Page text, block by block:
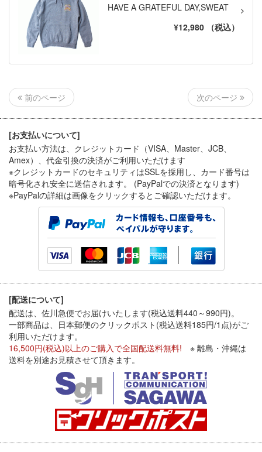
HAVE A GRATEFUL DAY,SWEAT
¥12,980 （税込）
前のページ 次のページ
[お支払いについて]
お支払い方法は、クレジットカード（VISA、Master、JCB、
Amex）、代金引換の決済がご利用いただけます
※クレジットカードのセキュリティはSSLを採用し、カード番号は
暗号化され安全に送信されます。 (PayPalでの決済となります)
※PayPalの詳細は画像をクリックするとご確認いただけます。
[配送について]
配送は、佐川急便でお届けいたします(税込送料440～990円)。
一部商品は、日本郵便のクリックポスト(税込送料185円/1点)がご
利用いただけます。
16,500円(税込)以上のご購入で全国配送料無料! ※ 離島・沖縄は
送料を別途お見積させて頂きます。